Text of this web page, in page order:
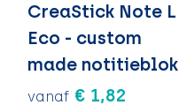
CreaStick Note L
Eco - custom
made notitieblok
vanaf € 1,82